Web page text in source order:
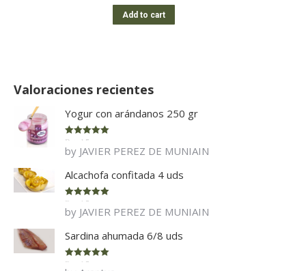
Add to cart
Valoraciones recientes
Yogur con arándanos 250 gr
Rated 5
of 5
by JAVIER PEREZ DE MUNIAIN
Alcachofa confitada 4 uds
Rated 5
of 5
by JAVIER PEREZ DE MUNIAIN
Sardina ahumada 6/8 uds
Rated 5